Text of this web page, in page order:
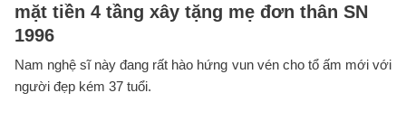
mặt tiền 4 tầng xây tặng mẹ đơn thân SN
1996
Nam nghệ sĩ này đang rất hào hứng vun vén cho tổ ấm mới với
người đẹp kém 37 tuổi.